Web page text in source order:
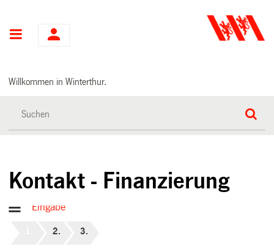
Hauptnavigation
Willkommen in Winterthur.
Kontakt - Finanzierung